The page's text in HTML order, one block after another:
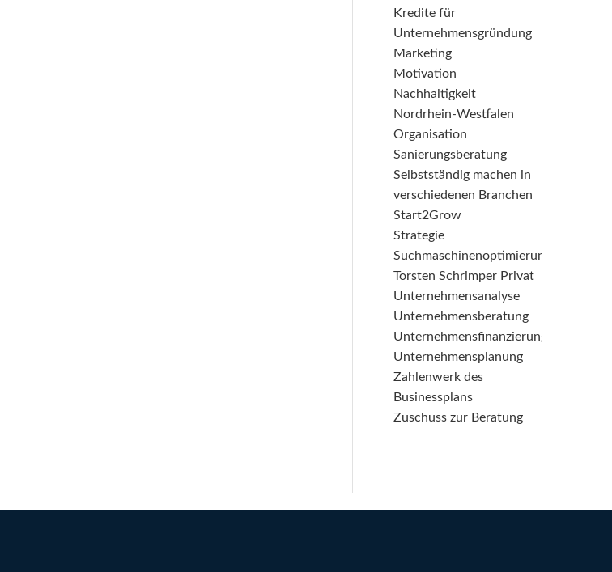
Kredite für
Unternehmensgründung
Marketing
Motivation
Nachhaltigkeit
Nordrhein-Westfalen
Organisation
Sanierungsberatung
Selbstständig machen in
verschiedenen Branchen
Start2Grow
Strategie
Suchmaschinenoptimierung
Torsten Schrimper Privat
Unternehmensanalyse
Unternehmensberatung
Unternehmensfinanzierung
Unternehmensplanung
Zahlenwerk des
Businessplans
Zuschuss zur Beratung